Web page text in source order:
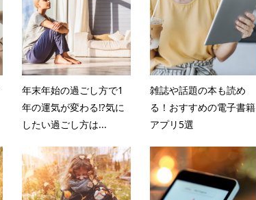
年末年始の過ごし方で1
年の運気が変わる⁉気に
したい過ごし方は...
雑誌や話題の本も読め
る！おすすめの電子書籍
アプリ5選